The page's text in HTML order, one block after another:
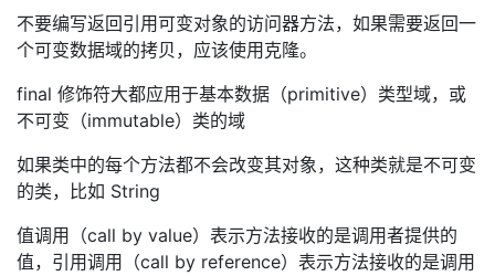
不要编写返回引用可变对象的访问器方法，如果需要返回一
个可变数据域的拷贝，应该使用克隆。
final 修饰符大都应用于基本数据（primitive）类型域，或
不可变（immutable）类的域
如果类中的每个方法都不会改变其对象，这种类就是不可变
的类，比如 String
值调用（call by value）表示方法接收的是调用者提供的
值，引用调用（call by reference）表示方法接收的是调用